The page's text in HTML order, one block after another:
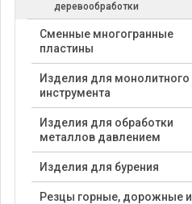
деревообработки
Cменные многогранные
пластины
Изделия для монолитного
инструмента
Изделия для обработки
металлов давлением
Изделия для бурения
Резцы горные, дорожные и